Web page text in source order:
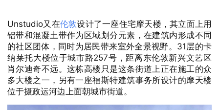
Unstudio又在伦敦设计了一座住宅摩天楼，其立面上用
铝带和混凝土带作为区域划分元素，在建筑内形成不同
的社区团体，同时为居民带来室外全景视野。 31 层的卡
纳莱托大楼位于城市路257号，距离东伦敦新兴文艺区
肖尔迪奇不远。这栋高楼只是这条街道上正在施工的众
多大楼之一，另有一座福斯特建筑事务所设计的摩天楼
位于摄政运河边上面朝城市街道。